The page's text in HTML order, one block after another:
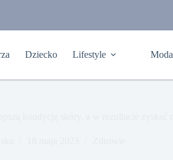
Dziecko Lifestyle Moda